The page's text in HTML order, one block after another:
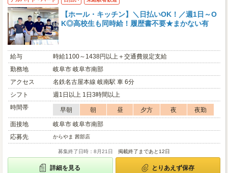
【ホール・キッチン】＼日払いOK！／週1日～O
K◎高校生も同時給！履歴書不要★まかない有
給与
時給1100～1438円以上＋交通費規定支給
勤務地
岐阜市 岐阜市南部
アクセス
名鉄名古屋本線 岐南駅 車 6分
シフト
週1日以上 1日3時間以上
時間帯
早朝 朝 昼 夕方 夜
夜勤
面接地
岐阜市 岐阜市南部
応募先
からやま 茜部店
募集終了日時：8月21日 掲載終了まであと12日
詳細を見る とりあえず保存